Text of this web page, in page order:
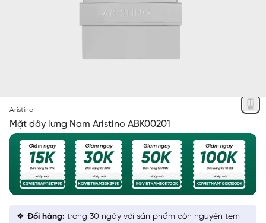
Aristino
Mặt dây lưng Nam Aristino ABK00201
Đổi hàng: trong 30 ngày với sản phẩm còn nguyên tem